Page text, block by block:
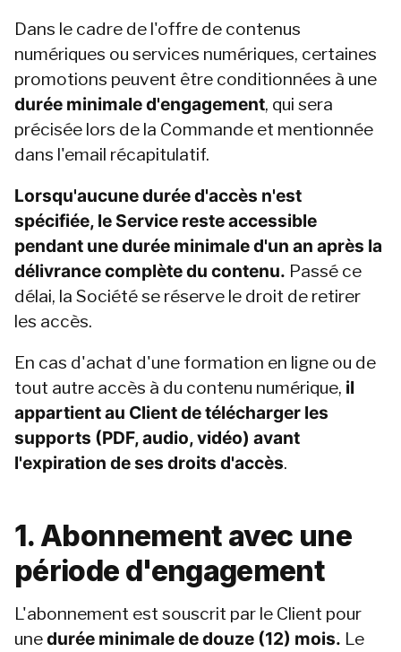
Dans le cadre de l'offre de contenus
numériques ou services numériques, certaines
promotions peuvent être conditionnées à une
durée minimale d'engagement, qui sera
précisée lors de la Commande et mentionnée
dans l'email récapitulatif.
Lorsqu'aucune durée d'accès n'est
spécifiée, le Service reste accessible
pendant une durée minimale d'un an après la
délivrance complète du contenu. Passé ce
délai, la Société se réserve le droit de retirer
les accès.
En cas d'achat d'une formation en ligne ou de
tout autre accès à du contenu numérique, il
appartient au Client de télécharger les
supports (PDF, audio, vidéo) avant
l'expiration de ses droits d'accès.
1. Abonnement avec une
période d'engagement
L'abonnement est souscrit par le Client pour
une durée minimale de douze (12) mois. Le